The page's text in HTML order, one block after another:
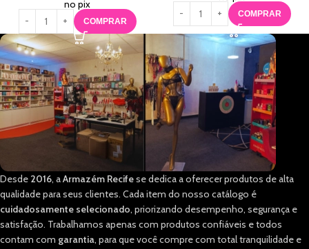
no pix
COMPRAR
COMPRAR
Desde 2016, aArmazém Recifese dedica a oferecer produtos de alta
qualidade para seus clientes. Cada item do nosso catálogo é
cuidadosamente selecionado, priorizando desempenho, segurança e
satisfação. Trabalhamos apenas com produtos confiáveis e todos
contam com garantia, para que você compre com total tranquilidade e